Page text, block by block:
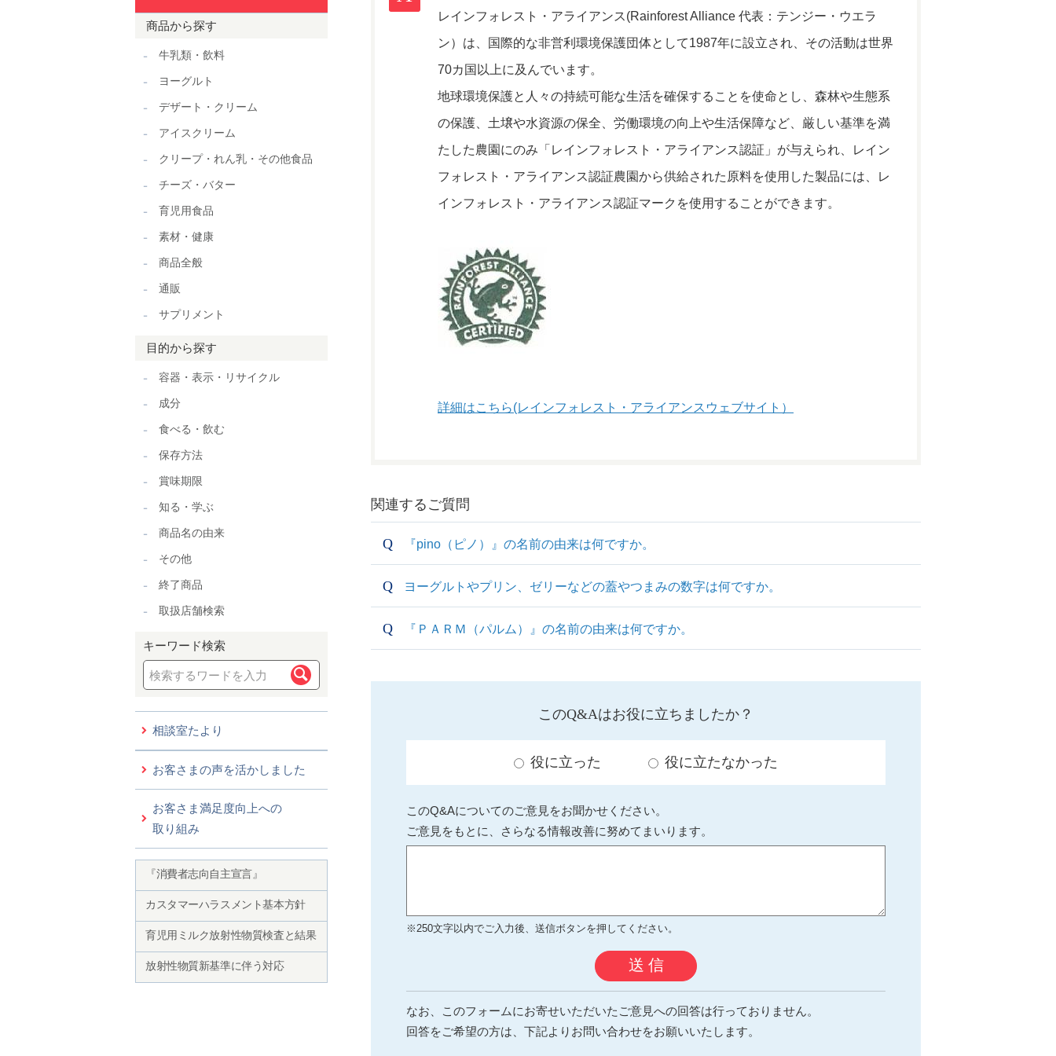
商品から探す
牛乳類・飲料
ヨーグルト
デザート・クリーム
アイスクリーム
クリープ・れん乳・その他食品
チーズ・バター
育児用食品
素材・健康
商品全般
通販
サプリメント
目的から探す
容器・表示・リサイクル
成分
食べる・飲む
保存方法
賞味期限
知る・学ぶ
商品名の由来
その他
終了商品
取扱店舗検索
キーワード検索
相談室たより
お客さまの声を活かしました
お客さま満足度向上への
取り組み
『消費者志向自主宣言』
カスタマーハラスメント基本方針
育児用ミルク放射性物質検査と結果
放射性物質新基準に伴う対応
レインフォレスト・アライアンス(Rainforest Alliance 代表：テンジー・ウエラ
ン）は、国際的な非営利環境保護団体として1987年に設立され、その活動は世界
70カ国以上に及んでいます。
地球環境保護と人々の持続可能な生活を確保することを使命とし、森林や生態系
の保護、土壌や水資源の保全、労働環境の向上や生活保障など、厳しい基準を満
たした農園にのみ「レインフォレスト・アライアンス認証」が与えられ、レイン
フォレスト・アライアンス認証農園から供給された原料を使用した製品には、レ
インフォレスト・アライアンス認証マークを使用することができます。
詳細はこちら(レインフォレスト・アライアンスウェブサイト）
関連するご質問
『pino（ピノ）』の名前の由来は何ですか。
ヨーグルトやプリン、ゼリーなどの蓋やつまみの数字は何ですか。
『ＰＡＲＭ（パルム）』の名前の由来は何ですか。
このQ&Aはお役に立ちましたか？
役に立った 役に立たなかった
このQ&Aについてのご意見をお聞かせください。
ご意見をもとに、さらなる情報改善に努めてまいります。
※250文字以内でご入力後、送信ボタンを押してください。
送 信
なお、このフォームにお寄せいただいたご意見への回答は行っておりません。
回答をご希望の方は、下記よりお問い合わせをお願いいたします。